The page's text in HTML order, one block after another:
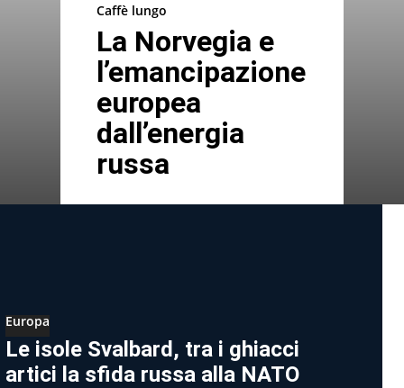
Caffè lungo
La Norvegia e
l’emancipazione
europea
dall’energia
russa
Europa
Le isole Svalbard, tra i ghiacci
artici la sfida russa alla NATO